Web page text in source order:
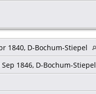
1840, D-Bochum-Stiepel
Sep 1846, D-Bochum-Stiepel